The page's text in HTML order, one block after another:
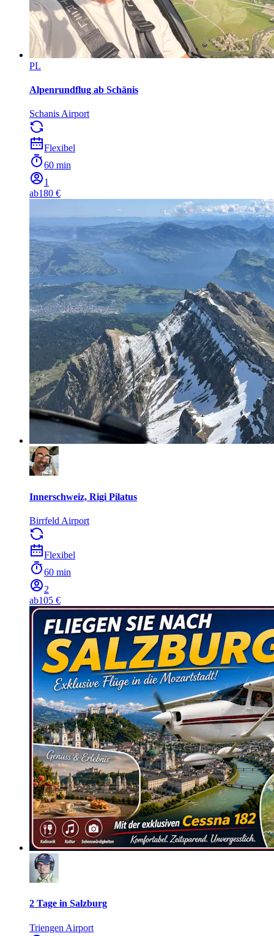
PL
Alpenrundflug ab Schänis
Schanis Airport
Flexibel
60 min
1
ab180 €
Innerschweiz, Rigi Pilatus
Birrfeld Airport
Flexibel
60 min
2
ab105 €
2 Tage in Salzburg
Triengen Airport